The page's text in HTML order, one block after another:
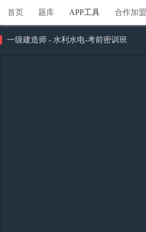
首页 题库 APP工具 合作加盟
一级建造师 - 水利水电-考前密训班